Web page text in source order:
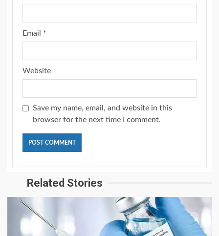
Email *
Website
Save my name, email, and website in this
browser for the next time I comment.
Related Stories